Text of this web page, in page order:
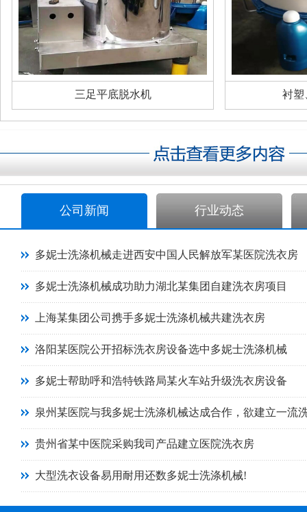
三足平底脱水机 衬塑
公司新闻 行业动态
多妮士洗涤机械走进西安中国人民解放军某医院洗衣房
多妮士洗涤机械成功助力湖北某集团自建洗衣房项目
上海某集团公司携手多妮士洗涤机械共建洗衣房
洛阳某医院公开招标洗衣房设备选中多妮士洗涤机械
多妮士帮助呼和浩特铁路局某火车站升级洗衣房设备
泉州某医院与我多妮士洗涤机械达成合作，欲建立一流
贵州省某中医院采购我司产品建立医院洗衣房
大型洗衣设备易用耐用还数多妮士洗涤机械!